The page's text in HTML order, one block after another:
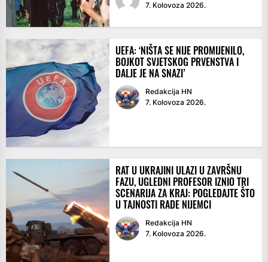
7. Kolovoza 2026.
UEFA: ‘NIŠTA SE NIJE PROMIJENILO,
BOJKOT SVJETSKOG PRVENSTVA I
DALJE JE NA SNAZI’
Redakcija HN
7. Kolovoza 2026.
RAT U UKRAJINI ULAZI U ZAVRŠNU
FAZU, UGLEDNI PROFESOR IZNIO TRI
SCENARIJA ZA KRAJ: POGLEDAJTE ŠTO
U TAJNOSTI RADE NIJEMCI
Redakcija HN
7. Kolovoza 2026.